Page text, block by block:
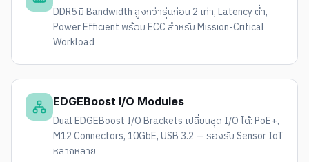
DDR5 มี Bandwidth สูงกว่ารุ่นก่อน 2 เท่า, Latency ต่ำ,
Power Efficient พร้อม ECC สำหรับ Mission-Critical
Workload
EDGEBoost I/O Modules
Dual EDGEBoost I/O Brackets เปลี่ยนชุด I/O ได้: PoE+,
M12 Connectors, 10GbE, USB 3.2 — รองรับ Sensor IoT
หลากหลาย